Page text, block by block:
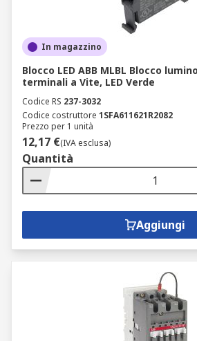
In magazzino
Blocco LED ABB MLBL Blocco
terminali a Vite, LED Verde
Codice RS 237-3032
Codice costruttore 1SFA611621R2082
Prezzo per 1 unità
12,17 €(IVA esclusa)
Quantità
Aggiungi